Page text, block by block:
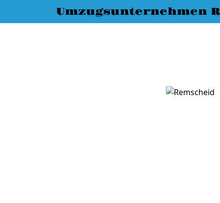
Umzugsunternehmen